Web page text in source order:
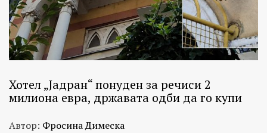
Хотел „Јадран“ понуден за речиси 2
милиона евра, државата одби да го купи
Автор: Фросина Димеска